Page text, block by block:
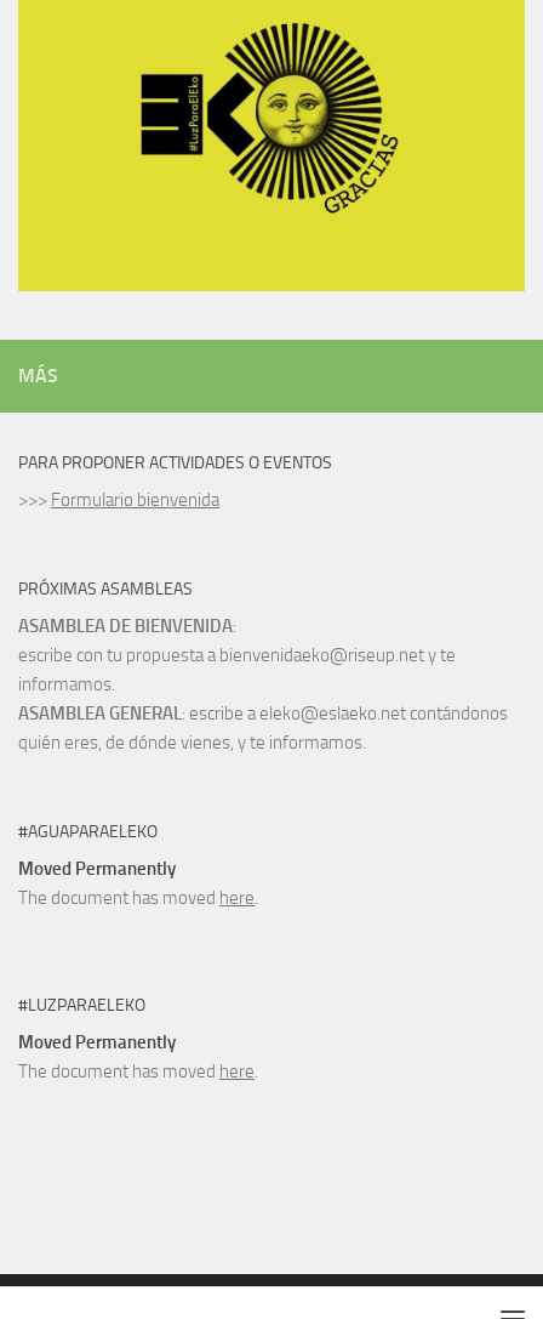
MÁS
PARA PROPONER ACTIVIDADES O EVENTOS
>>> Formulario bienvenida
PRÓXIMAS ASAMBLEAS
ASAMBLEA DE BIENVENIDA:
escribe con tu propuesta a bienvenidaeko@riseup.net y te
informamos.
ASAMBLEA GENERAL: escribe a eleko@eslaeko.net contándonos
quién eres, de dónde vienes, y te informamos.
#AGUAPARAELEKO
Moved Permanently
The document has moved here.
#LUZPARAELEKO
Moved Permanently
The document has moved here.